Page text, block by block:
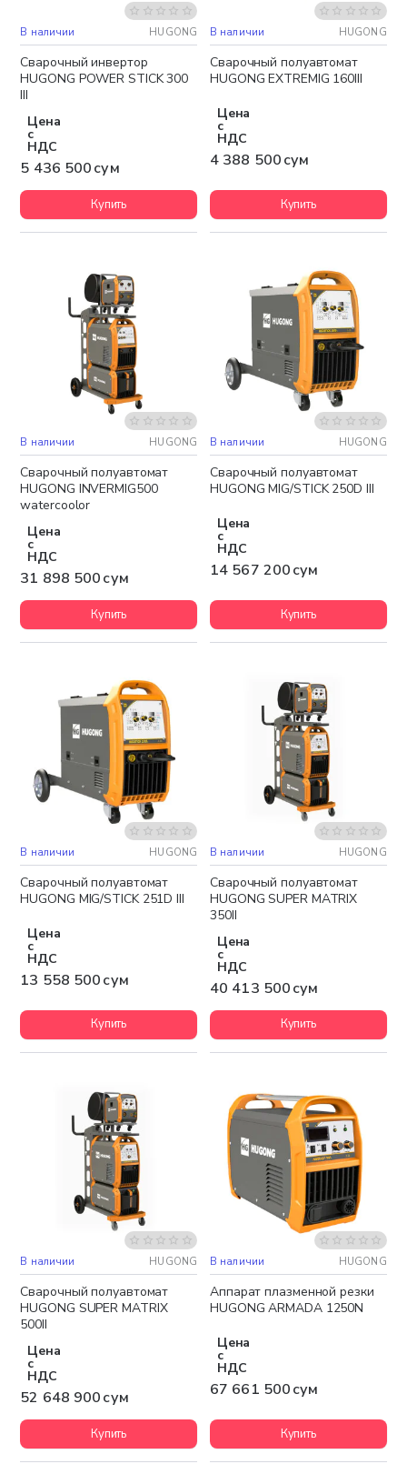
Бесплатная доставка
В наличии HUGONG
Сварочный инвертор
HUGONG POWER STICK 300
III
Цена
с
НДС
5 436 500 сум
Купить
Бесплатная доставка
В наличии HUGONG
Сварочный полуавтомат
HUGONG EXTREMIG 160III
Цена
с
НДС
4 388 500 сум
Купить
Бесплатная доставка
В наличии HUGONG
Сварочный полуавтомат
HUGONG INVERMIG500
watercoolor
Цена
с
НДС
31 898 500 сум
Купить
Бесплатная доставка
В наличии HUGONG
Сварочный полуавтомат
HUGONG MIG/STICK 250D III
Цена
с
НДС
14 567 200 сум
Купить
Бесплатная доставка
В наличии HUGONG
Сварочный полуавтомат
HUGONG MIG/STICK 251D III
Цена
с
НДС
13 558 500 сум
Купить
Бесплатная доставка
В наличии HUGONG
Сварочный полуавтомат
HUGONG SUPER MATRIX
350II
Цена
с
НДС
40 413 500 сум
Купить
Бесплатная доставка
В наличии HUGONG
Сварочный полуавтомат
HUGONG SUPER MATRIX
500II
Цена
с
НДС
52 648 900 сум
Купить
Бесплатная доставка
В наличии HUGONG
Аппарат плазменной резки
HUGONG ARMADA 1250N
Цена
с
НДС
67 661 500 сум
Купить